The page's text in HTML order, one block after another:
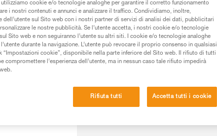
professionale 2026
utilizziamo cookie e/o tecnologie analoghe per garantire il corretto funzionamento
i nostri contenuti e annunci e analizzare il traffico. Condividiamo, inoltre,
dell’utente sul Sito web con i nostri partner di servizi di analisi dei dati, pubblicitari
le nostre pubblicità. Se l’utente accetta, i nostri cookie e/o tecnologie
Sito web e non seguiranno l’utente su altri siti. I cookie e/o tecnologie analoghe
durante la navigazione. L’utente può revocare il proprio consenso in qualsiasi
“Impostazioni cookie”, disponibile nella parte inferiore del Sito web. Il rifiuto di tutti
compromettere l’esperienza dell’utente, ma in nessun caso tale rifiuto impedirà
Rifiuta tutti Accetta tutti i cookie